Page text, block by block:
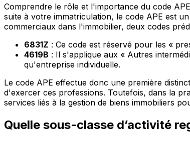
Comprendre le rôle et l'importance du code
suite à votre immatriculation, le code APE est
commerciaux dans l'immobilier, deux codes
6831Z : Ce code est réservé pour les «
4619B : Il s'applique aux « Autres
qu'entreprise individuelle.
Le code APE effectue donc une première
d'exercer ces professions. Toutefois, dans la
services liés à la gestion de biens immobiliers
Quelle sous-classe d’activité